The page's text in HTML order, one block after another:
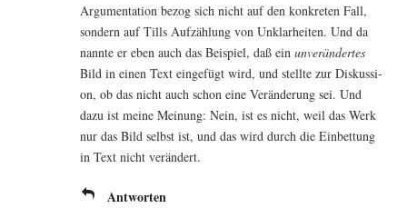
Argu­men­ta­ti­on bezog sich nicht auf den kon­kre­ten Fall,
son­dern auf Tills Auf­zäh­lung von Unklar­hei­ten. Und da
nann­te er eben auch das Bei­spiel, daß ein unver­än­der­tes
Bild in einen Text ein­ge­fügt wird, und stell­te zur Dis­kus­si­
on, ob das nicht auch schon eine Ver­än­de­rung sei. Und
dazu ist mei­ne Mei­nung: Nein, ist es nicht, weil das Werk
nur das Bild selbst ist, und das wird durch die Ein­bet­tung
in Text nicht verändert.
Antworten